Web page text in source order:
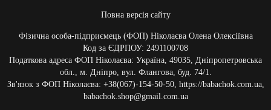
Повна версія сайту
Фізична особа-підприємець (ФОП) Ніколаєва Олена Олексіївна
Код за ЄДРПОУ: 2491100708
Податкова адреса ФОП Ніколаєва: Україна, 49035, Дніпропетровська
обл., м. Дніпро, вул. Флангова, буд. 74/1.
Зв'язок з ФОП Ніколаєва: +38(067)-154-50-50, https://babachok.com.ua,
babachok.shop@gmail.com.ua